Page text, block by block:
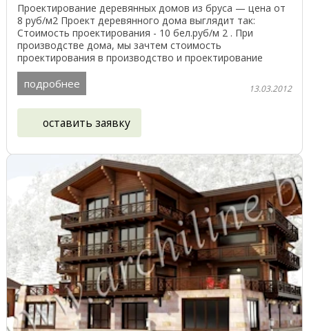
Проектирование деревянных домов из бруса — цена от
8 руб/м2 Проект деревянного дома выглядит так:
Стоимость проектирования - 10 бел.руб/м 2 . При
производстве дома, мы зачтем стоимость
проектирования в производство и проектирование
обойдётся вам ...
подробнее 13.03.2012
оставить заявку